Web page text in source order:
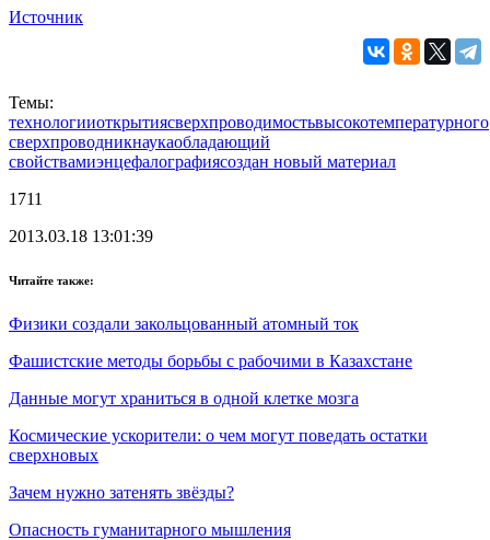
Источник
Темы:
технологииоткрытиясверхпроводимостьвысокотемпературного
сверхпроводникнаукаобладающий
свойствамиэнцефалографиясоздан новый материал
1711
2013.03.18 13:01:39
Читайте также:
Физики создали закольцованный атомный ток
Фашистские методы борьбы с рабочими в Казахстане
Данные могут храниться в одной клетке мозга
Космические ускорители: о чем могут поведать остатки
сверхновых
Зачем нужно затенять звёзды?
Опасность гуманитарного мышления